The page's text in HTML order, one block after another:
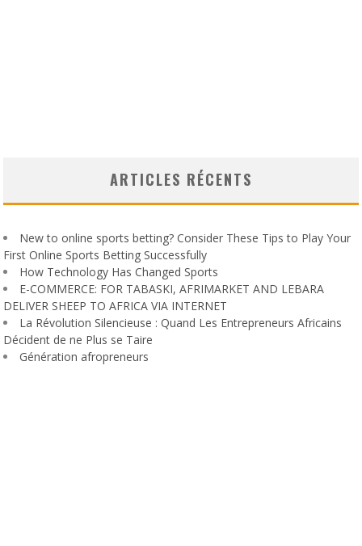
ARTICLES RÉCENTS
New to online sports betting? Consider These Tips to Play Your
First Online Sports Betting Successfully
How Technology Has Changed Sports
E-COMMERCE: FOR TABASKI, AFRIMARKET AND LEBARA
DELIVER SHEEP TO AFRICA VIA INTERNET
La Révolution Silencieuse : Quand Les Entrepreneurs Africains
Décident de ne Plus se Taire
Génération afropreneurs